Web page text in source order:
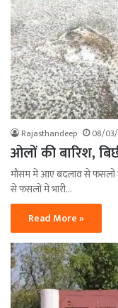
Rajasthandeep 08/
ओलों की बारिश,
मौसम में आए बदलाव से फसलों
से फसलों में भारी…
Read More »